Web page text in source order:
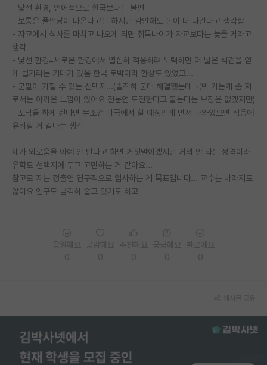
홍보 게시판
커리어
유학교육
이벤트
반도체 아카데미
재팬라운지 🌸
- 낯선 환경, 언어적으로 한국보다는 불편
- 보통은 풀펀딩이 나온다고는 하지만 감안해도 돈이 더 나간다고 생각함
- 자교에서 석사를 마치고 나오게 되면 취득나이가 자교보다는 늦을 거라고
생각
- 낯선 환경=새로운 환경에서 열심히 적응하려 노력하면 더 넓은 식견을 얻
게 될거라는 기대가 있음 한국 토박이라 환상도 있었고...
- 군필이 가질 수 있는 선택지...(솔직히 군대 해결했는데 국박 가는게 좀 저
로서는 아까운 느낌이 있어요 전문연 도전한다고 붙는다는 보장은 없겠지만)
- 포닥을 하게 된다면 무조건 미국에서 할 예정인데 먼저 나와있으면 적응에
유리할 거 같다는 생각
제가 외로움을 아예 안 탄다고 하면 거짓말이겠지만 거의 안 타는 성격이라
유학도 선택지에 두고 고민하는 거 같아요...
참고로 저는 정출연 연구직으로 입사하는 게 목표입니다... 교수는 바라지도
않아요 인구도 급격히 줄고 있기도 하고